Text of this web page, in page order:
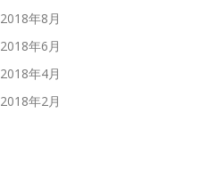
2018年8月
2018年6月
2018年4月
2018年2月